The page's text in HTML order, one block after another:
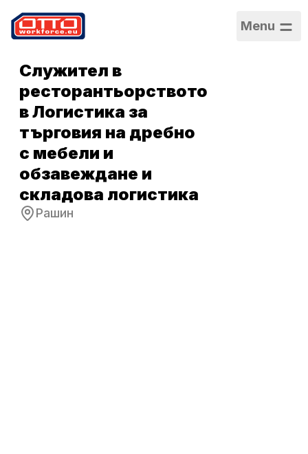
Menu
Служител в
ресторантьорството
в Логистика за
търговия на дребно
с мебели и
обзавеждане и
складова логистика
Рашин